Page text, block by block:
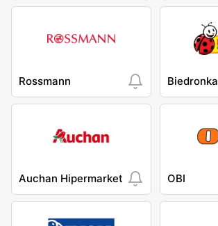
Rossmann Biedronka
Auchan Hipermarket OBI